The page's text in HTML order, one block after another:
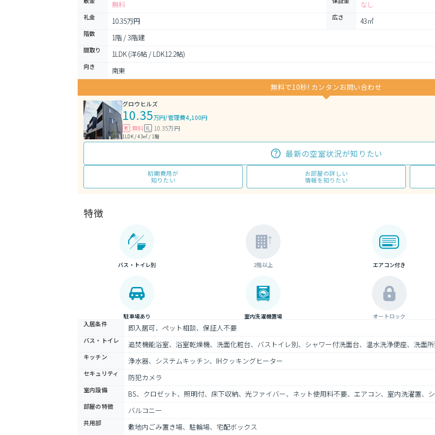
無料 なし
礼金 10.35万円 広さ 43㎡
階数 1階 / 3階建
間取り 1LDK (洋6帖 / LDK12.2帖)
向き
南東
無料で10秒! カンタンお問い合わせ
グロウヒルズ
10.35万円/管理費4,100円
敷 無料 礼 10.35万円
1LDK / 43㎡ / 1階
最新の空室状況が知りたい
初期費用が
知りたい
お部屋の詳しい
情報を知りたい
特徴
バス・トイレ別 2階以上 エアコン付き
駐車場あり 室内洗濯機置場 オートロック
入居条件 即入居可、ペット相談、保証人不要
バス・トイレ 追焚機能浴室、浴室乾燥機、洗面化粧台、バストイレ別、シャワー付洗面台、温水洗浄便座、洗面
キッチン 浄水器、システムキッチン、IHクッキングヒーター
セキュリティ 防犯カメラ
室内設備 BS、クロゼット、照明付、床下収納、光ファイバー、ネット使用料不要、エアコン、室内洗濯置、
部屋の特徴 バルコニー
共用部 敷地内ごみ置き場、駐輪場、宅配ボックス